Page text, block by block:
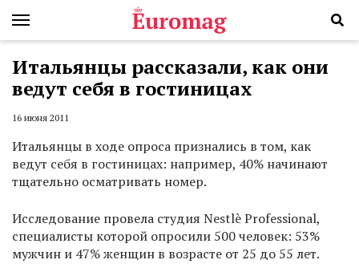
Итальянцы рассказали, как они
ведут себя в гостиницах
16 июня 2011
Итальянцы в ходе опроса признались в том, как
ведут себя в гостиницах: например, 40% начинают
тщательно осматривать номер.
Исследование провела студия Nestlè Professional,
специалисты которой опросили 500 человек: 53%
мужчин и 47% женщин в возрасте от 25 до 55 лет.